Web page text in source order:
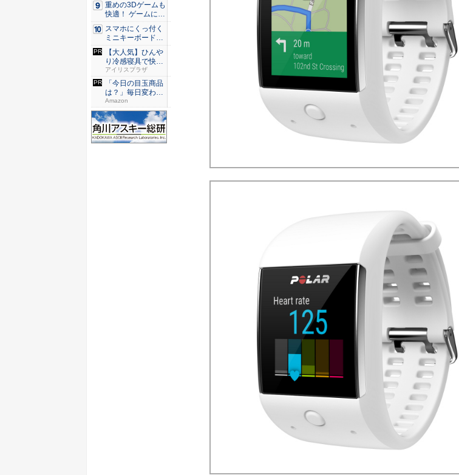
重めの3Dゲームも
快適！ ゲームに強
いH...
スマホにくっ付く
ミニキーボード！
触ってわ...
【大人気】ひんや
り冷感寝具で快適
な睡眠を...
アイリスプラザ
「今日の目玉商品
は？」毎日変わる
Amaz...
Amazon